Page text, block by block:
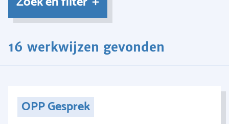
16 werkwijzen gevonden
OPP Gesprek